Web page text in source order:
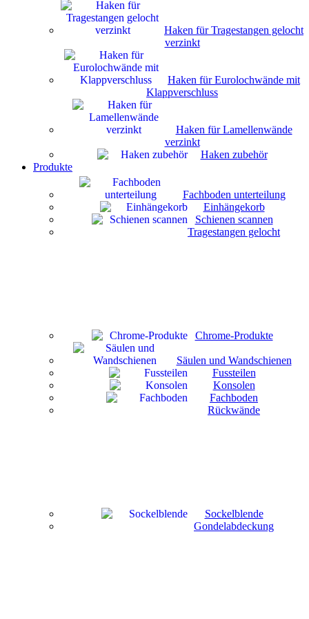
Haken für Tragestangen gelocht
verzinkt
Haken für Eurolochwände mit
Klappverschluss
Haken für Lamellenwände
verzinkt
Haken zubehör
Produkte
Fachboden unterteilung
Einhängekorb
Schienen scannen
Tragestangen gelocht
Chrome-Produkte
Säulen und Wandschienen
Fussteilen
Konsolen
Fachboden
Rückwände
Sockelblende
Gondelabdeckung